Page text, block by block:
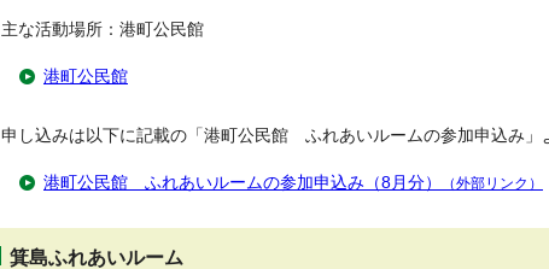
主な活動場所：港町公民館
港町公民館
申し込みは以下に記載の「港町公民館 ふれあいルームの参加申込み」
港町公民館 ふれあいルームの参加申込み（8月分） （外部リンク）
箕島ふれあいルーム